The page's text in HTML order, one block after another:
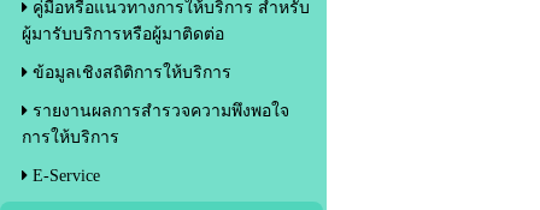
คู่มือหรือแนวทางการให้บริการ สำหรับ
ผู้มารับบริการหรือผู้มาติดต่อ
ข้อมูลเชิงสถิติการให้บริการ
รายงานผลการสำรวจความพึงพอใจ
การให้บริการ
E-Service